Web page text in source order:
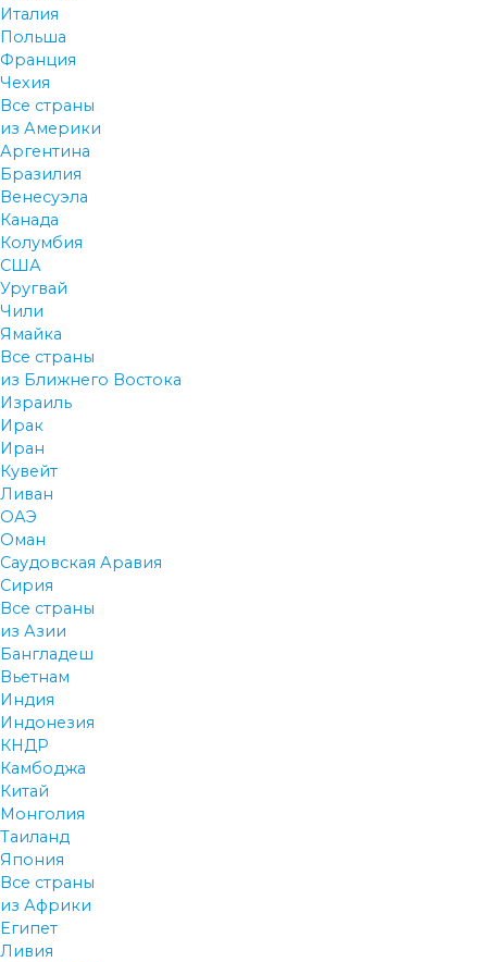
Италия
Польша
Франция
Чехия
Все страны
из Америки
Аргентина
Бразилия
Венесуэла
Канада
Колумбия
США
Уругвай
Чили
Ямайка
Все страны
из Ближнего Востока
Израиль
Ирак
Иран
Кувейт
Ливан
ОАЭ
Оман
Саудовская Аравия
Сирия
Все страны
из Азии
Бангладеш
Вьетнам
Индия
Индонезия
КНДР
Камбоджа
Китай
Монголия
Таиланд
Япония
Все страны
из Африки
Египет
Ливия